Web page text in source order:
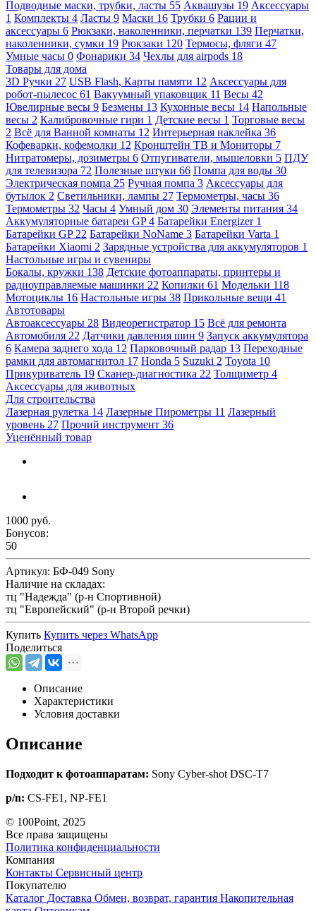
Подводные маски, трубки, ласты 55 Аквашузы 19 Аксессуары
1 Комплекты 4 Ласты 9 Маски 16 Трубки 6 Рации и
аксессуары 6 Рюкзаки, наколенники, перчатки 139 Перчатки,
наколенники, сумки 19 Рюкзаки 120 Термосы, фляги 47
Умные часы 0 Фонарики 34 Чехлы для airpods 18
Товары для дома
3D Ручки 27 USB Flash, Карты памяти 12 Аксессуары для
робот-пылесос 61 Вакуумный упаковщик 11 Весы 42
Ювелирные весы 9 Безмены 13 Кухонные весы 14 Напольные
весы 2 Калибровочные гири 1 Детские весы 1 Торговые весы
2 Всё для Ванной комнаты 12 Интерьерная наклейка 36
Кофеварки, кофемолки 12 Кронштейн ТВ и Мониторы 7
Нитратомеры, дозиметры 6 Отпугиватели, мышеловки 5 ПДУ
для телевизора 72 Полезные штуки 66 Помпа для воды 30
Электрическая помпа 25 Ручная помпа 3 Аксессуары для
бутылок 2 Светильники, лампы 27 Термометры, часы 36
Термометры 32 Часы 4 Умный дом 30 Элементы питания 34
Аккумуляторные батареи GP4 Батарейки Energizer 1
Батарейки GP 22 Батарейки NoName 3 Батарейки Varta 1
Батарейки Xiaomi 2 Зарядные устройства для аккумуляторов 1
Настольные игры и сувениры
Бокалы, кружки 138 Детские фотоаппараты, принтеры и
радиоуправляемые машинки 22 Копилки 61 Модельки 118
Мотоциклы 16 Настольные игры 38 Прикольные вещи 41
Автотовары
Автоаксессуары 28 Видеорегистратор 15 Всё для ремонта
Автомобиля 22 Датчики давления шин 9 Запуск аккумулятора
6 Камера заднего хода 12 Парковочный радар 13 Переходные
рамки для автомагнитол 17 Honda 5 Suzuki 2 Toyota 10
Прикуриватель 19 Сканер-диагностика 22 Толщиметр 4
Аксессуары для животных
Для строительства
Лазерная рулетка 14 Лазерные Пирометры 11 Лазерный
уровень 27 Прочий инструмент 36
Уценённый товар
1000 руб.
Бонусов:
50
Артикул: БФ-049 Sony
Наличие на складах:
тц "Надежда" (р-н Спортивной)
тц "Европейский" (р-н Второй речки)
Купить Купить через WhatsApp
Поделиться
Описание
Характеристики
Условия доставки
Описание
Подходит к фотоаппаратам: Sony Cyber-shot DSC-T7
p/n: CS-FE1, NP-FE1
© 100Point, 2025
Все права защищены
Политика конфиденциальности
Компания
Контакты Сервисный центр
Покупателю
Каталог Доставка Обмен, возврат, гарантия Накопительная